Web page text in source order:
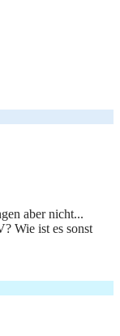
aber nicht...
Wie ist es sonst